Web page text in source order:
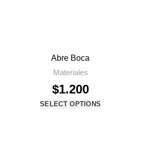
Abre Boca
Materiales
$1.200
SELECT OPTIONS